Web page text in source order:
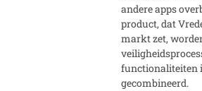
andere apps
product, dat
markt zet,
functionaliteiten
gecombineerd.